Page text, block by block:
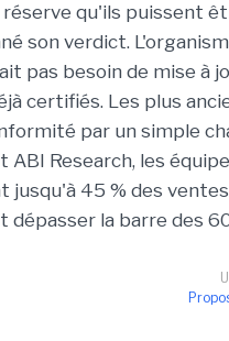
réserve qu'ils puissent
son verdict.
pas besoin de mise à
certifiés. Les plus
par un simple
Research, les
jusqu'à 45 % des
dépasser la barre des